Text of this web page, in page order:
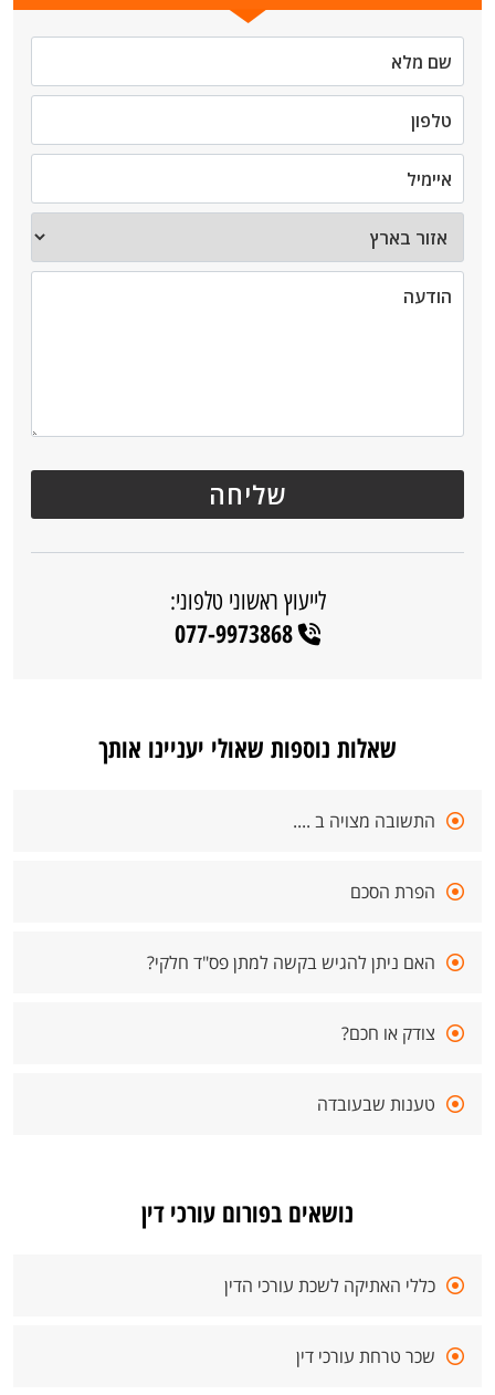
לייעוץ ראשוני טלפוני:
077-9973868
שאלות נוספות שאולי יעניינו אותך
התשובה מצויה ב ....
הפרת הסכם
האם ניתן להגיש בקשה למתן פס"ד חלקי?
צודק או חכם?
טענות שבעובדה
נושאים בפורום עורכי דין
כללי האתיקה לשכת עורכי הדין
שכר טרחת עורכי דין